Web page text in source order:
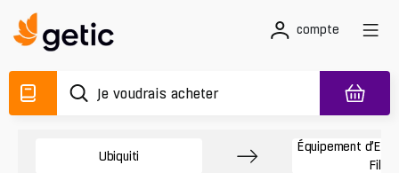
compte
Ubiquiti
Équipement
Fil